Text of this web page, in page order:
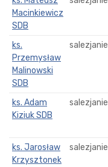
Macinkiewicz
SDB
ks.
Przemysław
Malinowski
SDB
salezjanie
ks. Adam
Kiziuk SDB
salezjanie
ks. Jarosław
Krzysztonek
salezjanie